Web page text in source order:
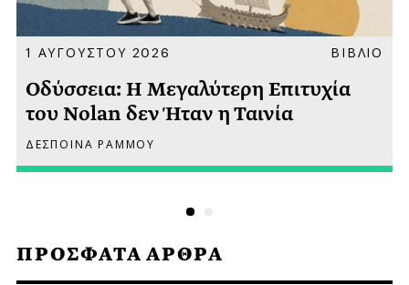
ΠΡΟΣΦΑΤΑ ΑΡΘΡΑ
1 ΑΥΓΟΥΣΤΟΥ 2026 ΒΙΒΛΙΟ
Οδύσσεια: Η Μεγαλύτερη Επιτυχία
του Nolan δεν Ήταν η Ταινία
ΔΕΣΠΟΙΝΑ ΡΑΜΜΟΥ